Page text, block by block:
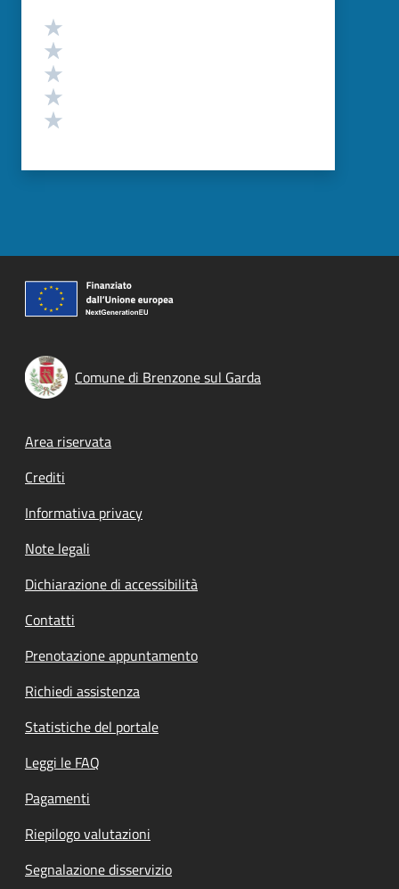
Valutazione
Comune di Brenzone sul Garda
Footer menu
Area riservata
Crediti
Informativa privacy
Note legali
Dichiarazione di accessibilità
Contatti
Prenotazione appuntamento
Richiedi assistenza
Statistiche del portale
Leggi le FAQ
Pagamenti
Riepilogo valutazioni
Segnalazione disservizio